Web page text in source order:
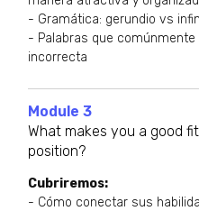
- Gramática: gerundio vs
- Palabras que
incorrecta
Module 3
What makes you a good
position?
Cubriremos:
- Cómo conectar sus